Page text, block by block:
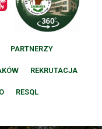
PARTNERZY
REKRUTACJA
RESQL